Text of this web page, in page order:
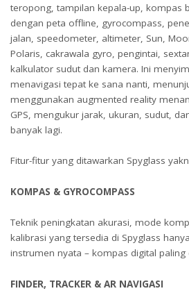
teropong, tampilan kepala-up, kompas
dengan peta offline, gyrocompass,
jalan, speedometer, altimeter, Sun,
Polaris, cakrawala gyro, pengintai,
kalkulator sudut dan kamera. Ini
menavigasi tepat ke sana nanti,
menggunakan augmented reality
GPS, mengukur jarak, ukuran, sudut,
banyak lagi.
Fitur-fitur yang ditawarkan Spyglass
KOMPAS & GYROCOMPASS
Teknik peningkatan akurasi, mode
kalibrasi yang tersedia di Spyglass
instrumen nyata – kompas digital paling
FINDER, TRACKER & AR NAVIGASI